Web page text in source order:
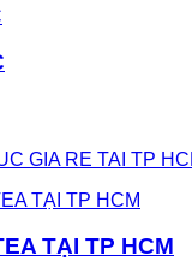
GIA RE TAI TP
TẠI TP HCM